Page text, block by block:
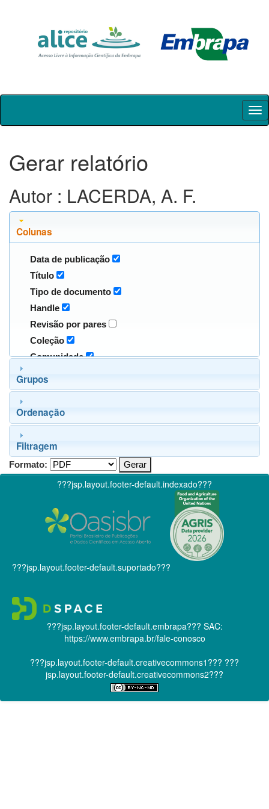
Skip
Gerar relatório
Autor : LACERDA, A. F.
Colunas
Data de publicação
Título
Tipo de documento
Handle
Revisão por pares
Coleção
Comunidade
Grupos
Ordenação
Filtragem
Formato:
???jsp.layout.footer-default.indexado???
???jsp.layout.footer-default.suportado???
???jsp.layout.footer-default.embrapa??? SAC:
https://www.embrapa.br/fale-conosco
???jsp.layout.footer-default.creativecommons1??? ???
jsp.layout.footer-default.creativecommons2???